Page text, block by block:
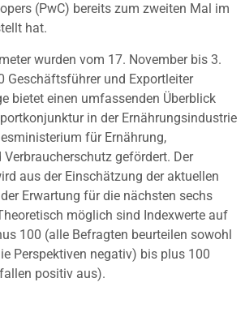
(PwC) bereits zum zweiten Mal im
hat.
wurden vom 17. November bis 3.
Geschäftsführer und Exportleiter
bietet einen umfassenden Überblick
in der Ernährungsindustrie
für Ernährung,
gefördert. Der
aus der Einschätzung der aktuellen
Erwartung für die nächsten sechs
möglich sind Indexwerte auf
100 (alle Befragten beurteilen sowohl
Perspektiven negativ) bis plus 100
positiv aus).